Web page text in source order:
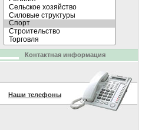
Контактная информация
Наши телефоны